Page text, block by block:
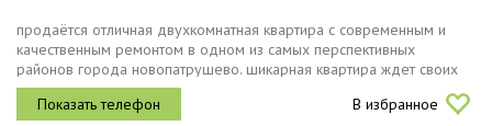
продаётся отличная двухкомнатная квартира с современным и
качественным ремонтом в одном из самых перспективных
районов города новопатрушево. шикарная квартира ждет своих
новых владельцевчто вас ждет безупречный ремонт приятные
цветовые решения, где...
В избранное